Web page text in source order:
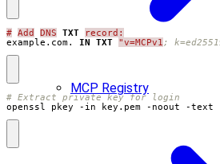
MCP Registry
# Add DNS TXT
record:
example.com. IN TXT "v=MCPv1 ;
# Extract private key for login
openssl pkey -in key.pem -noout -text